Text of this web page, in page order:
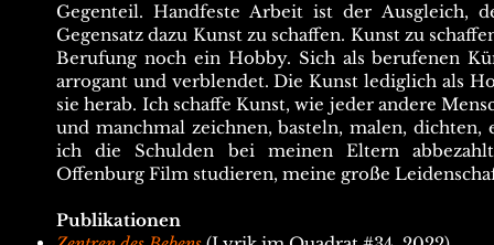
Gegenteil. Handfeste Arbeit ist der Ausgleich,
Gegensatz dazu Kunst zu schaffen. Kunst zu
Berufung noch ein Hobby. Sich als berufenen
arrogant und verblendet. Die Kunst lediglich als
sie herab. Ich schaffe Kunst, wie jeder andere
und manchmal zeichnen, basteln, malen, dichten,
ich die Schulden bei meinen Eltern
Offenburg Film studieren, meine große
Publikationen